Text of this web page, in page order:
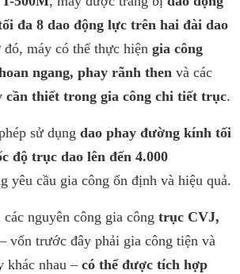
đa 8 dao động lực trên hai đài dao
đó, máy có thể thực hiện gia công
ngang, phay rãnh then và các
cần thiết trong gia công chi tiết trục.
sử dụng dao phay đường kính tối
độ trục dao lên đến 4.000
yêu cầu gia công ổn định và hiệu quả.
nguyên công gia công trục CVJ,
– vốn trước đây phải gia công tiện và
khác nhau – có thể được tích hợp